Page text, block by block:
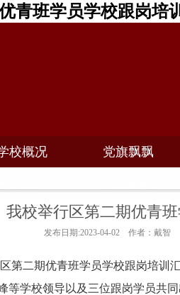
青班学员学校跟岗培
校概况 党旗飘飘
我校举行区第二期优青
发布日期:2023-04-02 作者：戴智
第二期优青班学员学校跟岗培训
等学校领导以及三位跟岗学员共